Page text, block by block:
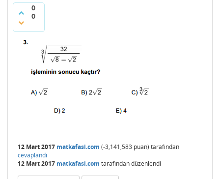
0
0
12 Mart 2017 matkafasi.com (-3,141,583 puan) tarafından
cevaplandı
12 Mart 2017 matkafasi.com tarafındandüzenlendi